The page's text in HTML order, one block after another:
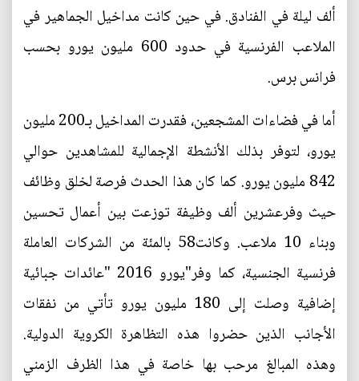
ألف ليلة في الفنادق. في حين كانت مداخيل الجماهير في
الملاعب الفرنسية في حدود 600 مليون يورو بحسب
فرانس برس.
أما في فضاءات المشجعين، فقدرت المداخيل بـ200 مليون
يورو، لتوفر بذلك الأنشطة الإجمالية للمشاهدين حوالي
842 مليون يورو. كما كان هذا الحدث فرصة لخلق وظائف
حيث وفرعشرين ألف وظيفة توزعت بين أعمال تحسين
وبناء 10 ملاعب. وكانت58 بالمئة من الشركات العاملة
فرنسية الجنسية، كما وفر"يورو 2016 "عائدات جبائية
إضافية وصلت إلى 180 مليون يورو تأتي من نفقات
الأجانب الذين حضروا هذه التظاهرة الكروية الدولية.
وهذه المبالغ مرحب بها خاصة في هذا الظرف الزمني